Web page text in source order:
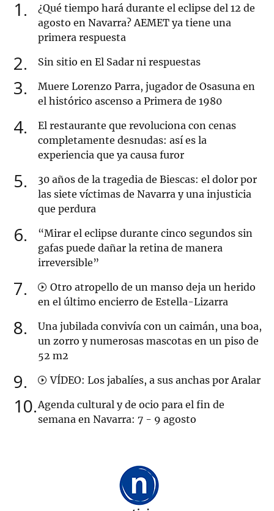
1
¿Qué tiempo hará durante el eclipse del 12 de
agosto en Navarra? AEMET ya tiene una
primera respuesta
2 Sin sitio en El Sadar ni respuestas
3
Muere Lorenzo Parra, jugador de Osasuna en
el histórico ascenso a Primera de 1980
4
El restaurante que revoluciona con cenas
completamente desnudas: así es la
experiencia que ya causa furor
5
30 años de la tragedia de Biescas: el dolor por
las siete víctimas de Navarra y una injusticia
que perdura
6
“Mirar el eclipse durante cinco segundos sin
gafas puede dañar la retina de manera
irreversible”
7
Otro atropello de un manso deja un herido
en el último encierro de Estella-Lizarra
8
Una jubilada convivía con un caimán, una boa,
un zorro y numerosas mascotas en un piso de
52 m2
9 VÍDEO: Los jabalíes, a sus anchas por Aralar
10 Agenda cultural y de ocio para el fin de
semana en Navarra: 7 - 9 agosto